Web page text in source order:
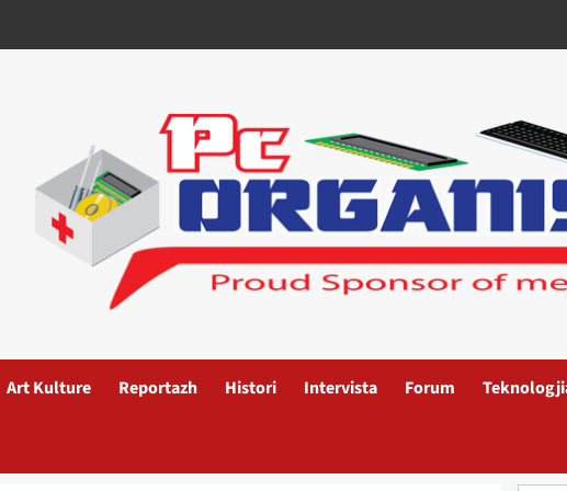
Art Kulture Reportazh Histori Intervista Forum